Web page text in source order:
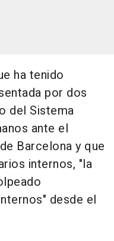
ha tenido
por dos
del Sistema
ante el
Barcelona y que
internos, "la
desde el